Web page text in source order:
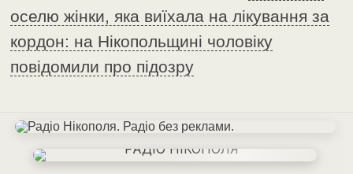
оселю жінки, яка виїхала на лікування за
кордон: на Нікопольщині чоловіку
повідомили про підозру